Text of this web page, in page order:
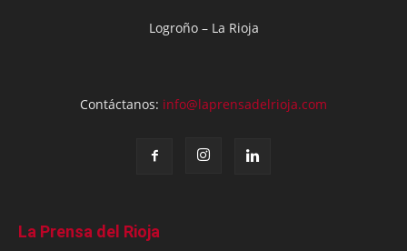
Logroño – La Rioja
Contáctanos: info@laprensadelrioja.com
La Prensa del Rioja